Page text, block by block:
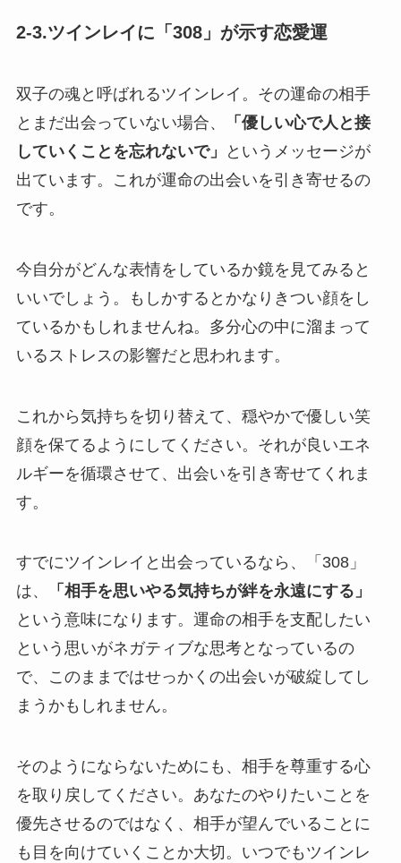
2-3.ツインレイに「308」が示す恋愛運
双子の魂と呼ばれるツインレイ。その運命の相手
とまだ出会っていない場合、
「優しい心で人と接
していくことを忘れないで」
というメッセージが
出ています。これが運命の出会いを引き寄せるの
です。
今自分がどんな表情をしているか鏡を見てみると
いいでしょう。もしかするとかなりきつい顔をし
ているかもしれませんね。多分心の中に溜まって
いるストレスの影響だと思われます。
これから気持ちを切り替えて、穏やかで優しい笑
顔を保てるようにしてください。それが良いエネ
ルギーを循環させて、出会いを引き寄せてくれま
す。
すでにツインレイと出会っているなら、「308」
は、
「相手を思いやる気持ちが絆を永遠にする」
という意味になります。運命の相手を支配したい
という思いがネガティブな思考となっているの
で、このままではせっかくの出会いが破綻してし
まうかもしれません。
そのようにならないためにも、相手を尊重する心
を取り戻してください。あなたのやりたいことを
優先させるのではなく、相手が望んでいることに
も目を向けていくことか大切。いつでもツインレ